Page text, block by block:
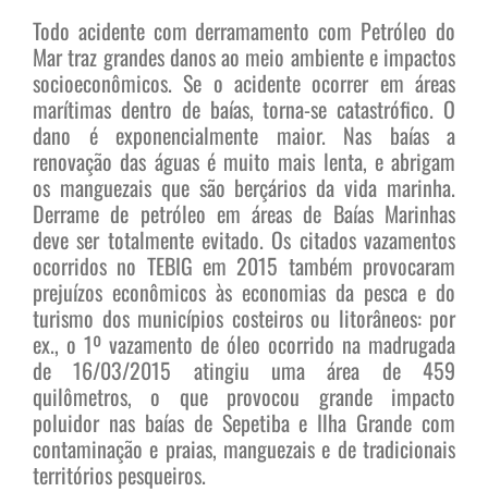
Todo acidente com derramamento com Petróleo do
Mar traz grandes danos ao meio ambiente e impactos
socioeconômicos. Se o acidente ocorrer em áreas
marítimas dentro de baías, torna-se catastrófico. O
dano é exponencialmente maior. Nas baías a
renovação das águas é muito mais lenta, e abrigam
os manguezais que são berçários da vida marinha.
Derrame de petróleo em áreas de Baías Marinhas
deve ser totalmente evitado. Os citados vazamentos
ocorridos no TEBIG em 2015 também provocaram
prejuízos econômicos às economias da pesca e do
turismo dos municípios costeiros ou litorâneos: por
ex., o 1º vazamento de óleo ocorrido na madrugada
de 16/03/2015 atingiu uma área de 459
quilômetros, o que provocou grande impacto
poluidor nas baías de Sepetiba e Ilha Grande com
contaminação e praias, manguezais e de tradicionais
territórios pesqueiros.